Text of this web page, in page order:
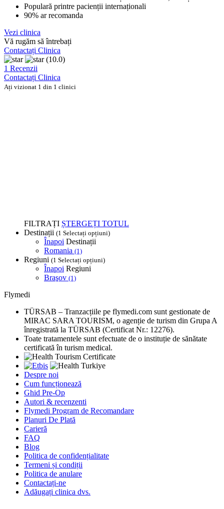
Populară printre pacienții internaționali
90% ar recomanda
Vezi clinica
Vă rugăm să întrebați
Contactați Clinica
(10.0)
1 Recenzii
Contactați Clinica
Ați vizionat 1 din 1 clinici
FILTRAȚI ȘTERGEȚI TOTUL
Destinații (1 Selectați opțiuni)
Înapoi Destinații
Romania (1)
Regiuni (1 Selectați opțiuni)
Înapoi Regiuni
Braşov (1)
Flymedi
TÜRSAB – Tranzacțiile pe flymedi.com sunt gestionate de
MIRAC SARA TOURISM, o agenție de turism din Grupa A
înregistrată la TÜRSAB (Certificat Nr.: 12276).
Toate tratamentele sunt efectuate de o instituție de sănătate
certificată în turism medical.
Despre noi
Cum funcționează
Ghid Pre-Op
Autori & recenzenti
Flymedi Program de Recomandare
Planuri De Plată
Carieră
FAQ
Blog
Politica de confidențialitate
Termeni și condiții
Politica de anulare
Contactați-ne
Adăugați clinica dvs.